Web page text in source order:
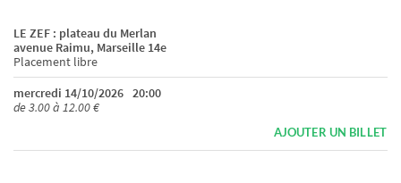
LE ZEF : plateau du Merlan
avenue Raimu, Marseille 14e
Placement libre
mercredi 14/10/2026 20:00
de 3.00 à 12.00 €
AJOUTER UN BILLET